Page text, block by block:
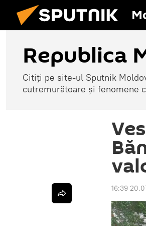
Republica
Citiți pe site-ul Sputnik
cutremurătoare și fenomene
16:39